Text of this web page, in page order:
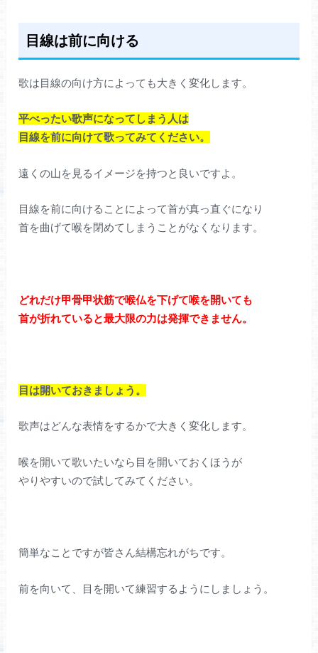
目線は前に向ける
歌は目線の向け方によっても大きく変化します。
平べったい歌声になってしまう人は
目線を前に向けて歌ってみてください。
遠くの山を見るイメージを持つと良いですよ。
目線を前に向けることによって首が真っ直ぐになり
首を曲げて喉を閉めてしまうことがなくなります。
どれだけ甲骨甲状筋で喉仏を下げて喉を開いても
首が折れていると最大限の力は発揮できません。
目は開いておきましょう。
歌声はどんな表情をするかで大きく変化します。
喉を開いて歌いたいなら目を開いておくほうが
やりやすいので試してみてください。
簡単なことですが皆さん結構忘れがちです。
前を向いて、目を開いて練習するようにしましょう。